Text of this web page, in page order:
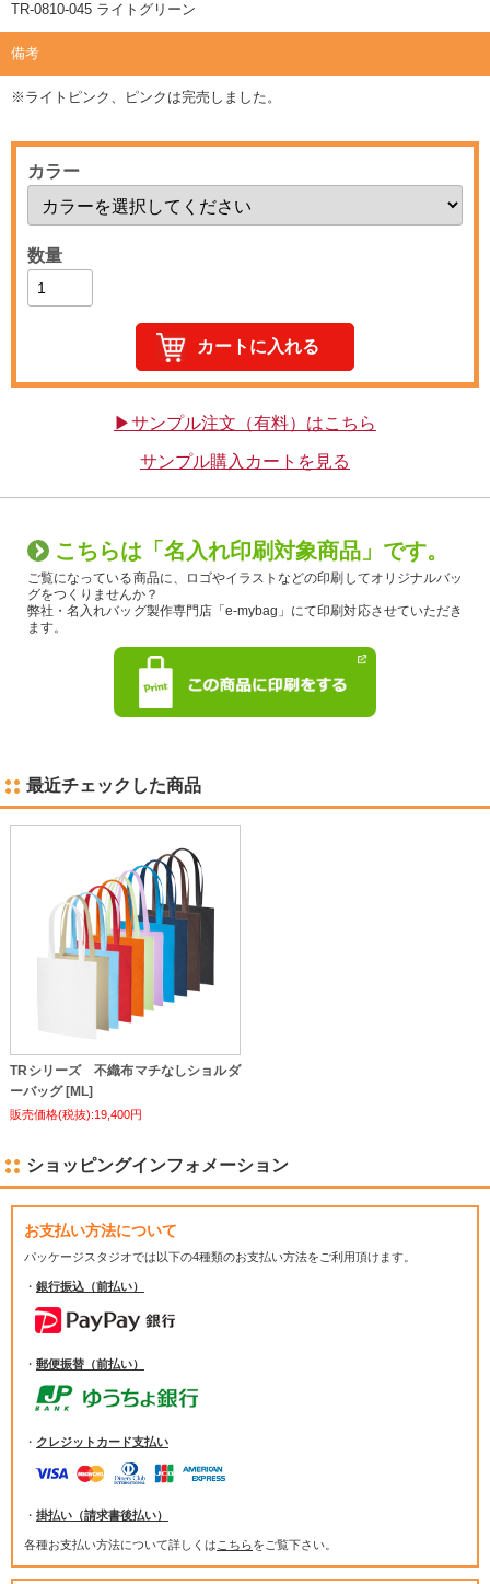
TR-0810-045 ライトグリーン
備考
※ライトピンク、ピンクは完売しました。
カラー
数量
▶サンプル注文（有料）はこちら
サンプル購入カートを見る
こちらは「名入れ印刷対象商品」です。
ご覧になっている商品に、ロゴやイラストなどの印刷してオリジナルバッ
グをつくりませんか？
弊社・名入れバッグ製作専門店「e-mybag」にて印刷対応させていただき
ます。
最近チェックした商品
TRシリーズ 不織布マチなしショルダ
ーバッグ [ML]
販売価格(税抜):19,400円
ショッピングインフォメーション
お支払い方法について
パッケージスタジオでは以下の4種類のお支払い方法をご利用頂けます。
・ 銀行振込（前払い）
・ 郵便振替（前払い）
・ クレジットカード支払い
・ 掛払い（請求書後払い）
各種お支払い方法について詳しくは こちらをご覧下さい。